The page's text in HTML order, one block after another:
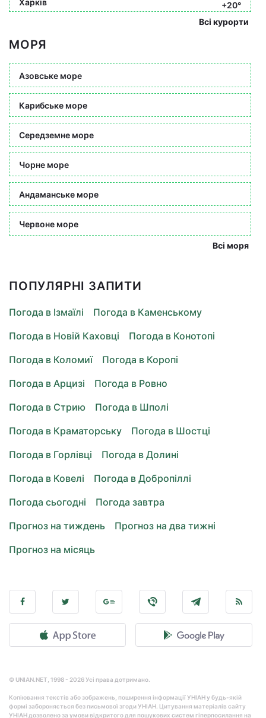
+20°
Всі курорти
МОРЯ
Азовське море
Карибське море
Середземне море
Чорне море
Андаманське море
Червоне море
Всі моря
ПОПУЛЯРНІ ЗАПИТИ
Погода в Ізмаїлі
Погода в Каменському
Погода в Новій Каховці
Погода в Конотопі
Погода в Коломиї
Погода в Коропі
Погода в Арцизі
Погода в Ровно
Погода в Стрию
Погода в Шполі
Погода в Краматорську
Погода в Шостці
Погода в Горлівці
Погода в Долині
Погода в Ковелі
Погода в Добропіллі
Погода сьогодні
Погода завтра
Прогноз на тиждень
Прогноз на два тижні
Прогноз на місяць
© UNIAN.NET, 1998 - 2026 Усі права дотримано.
Копіювання текстів або зображень, поширення інформації УНІАН у будь-якій
формі забороняється без письмової згоди УНІАН. Цитування матеріалів сайту
УНІАН дозволено за умови відкритого для пошукових систем гіперпосилання на